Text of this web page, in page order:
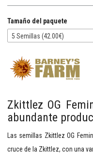
Tamaño del paquete
5 Semillas (42.00€)
Zkittlez OG
abundante
Las semillas Zkittlez OG
cruce de la Zkittlez, con una